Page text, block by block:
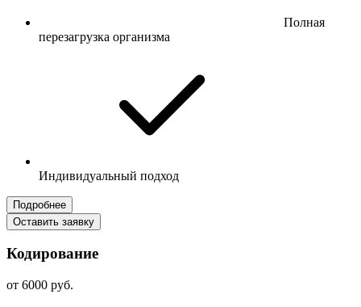
Полная
перезагрузка организма
Индивидуальный подход
Подробнее
Оставить заявку
Кодирование
от 6000 руб.